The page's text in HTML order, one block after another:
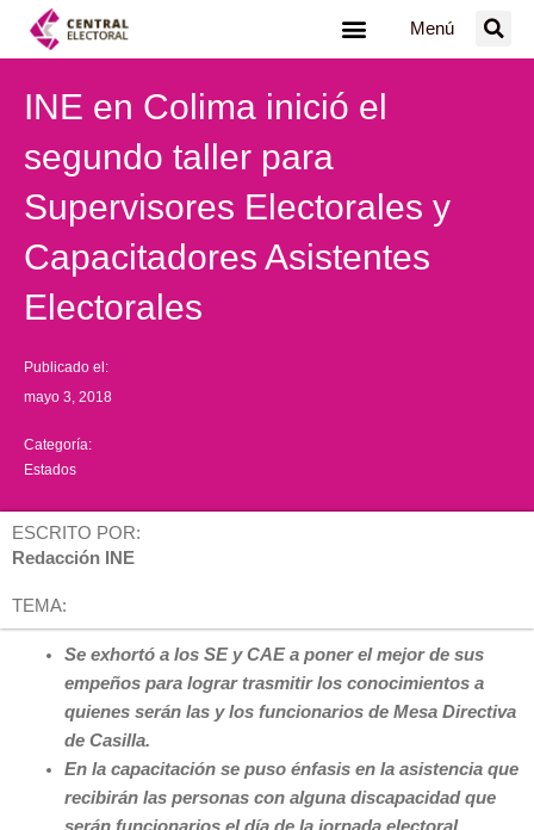
Menú
INE en Colima inició el
segundo taller para
Supervisores Electorales y
Capacitadores Asistentes
Electorales
Publicado el:
mayo 3, 2018
Categoría:
Estados
ESCRITO POR:
Redacción INE
TEMA:
Se exhortó a los SE y CAE a poner el mejor de sus
empeños para lograr trasmitir los conocimientos a
quienes serán las y los funcionarios de Mesa Directiva
de Casilla.
En la capacitación se puso énfasis en la asistencia que
recibirán las personas con alguna discapacidad que
serán funcionarios el día de la jornada electoral.